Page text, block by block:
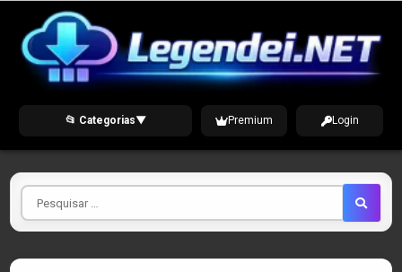
content
📂 Categorias▼ Premium Login
Pesquisar
por